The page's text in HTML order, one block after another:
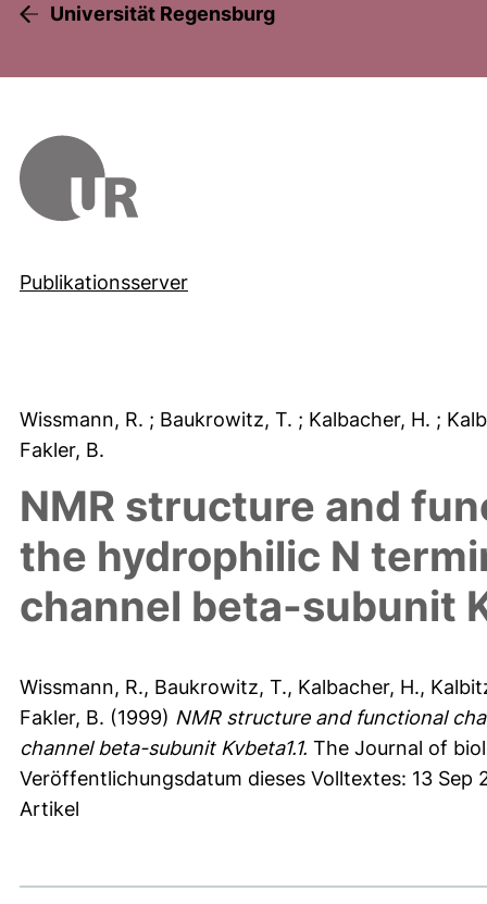
Universität Regensburg
Publikationsserver
Wissmann, R. ; Baukrowitz, T. ; Kalbacher, H. ;
Fakler, B.
NMR structure and
the hydrophilic N
channel beta-subunit
Wissmann, R., Baukrowitz, T., Kalbacher, H.,
Fakler, B. (1999) NMR structure and functional
channel beta-subunit Kvbeta1.1. The Journal of
Veröffentlichungsdatum dieses Volltextes: 13 Sep
Artikel